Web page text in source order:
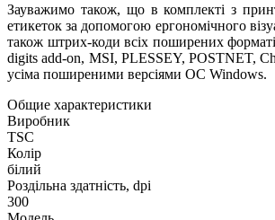
Зауважимо також, що в комплекті з
етикеток за допомогою ергономічного
також штрих-коди всіх поширених
digits add-on, MSI, PLESSEY, POSTNET,
усіма поширеними версіями ОС Windows.
Общие характеристики
Виробник
TSC
Колір
білий
Роздільна здатність, dpi
300